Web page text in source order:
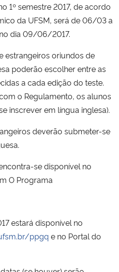
1º semestre 2017, de acordo
da UFSM, será de 06/03 a
dia 09/06/2017.
estrangeiros oriundos de
poderão escolher entre as
a cada edição do teste.
o Regulamento, os alunos
inscrever em língua inglesa).
deverão submeter-se
se disponível no
O Programa
estará disponível no
ppgq e no Portal do